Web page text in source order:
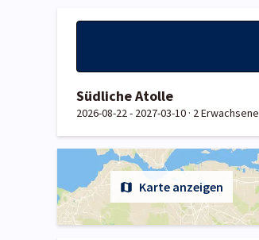
Südliche Atolle
2026-08-22 - 2027-03-10 · 2 Erwachsene
Karte anzeigen